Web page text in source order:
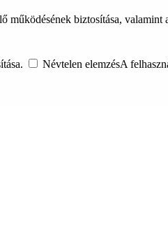
biztosítása,
Névtelen elemzésA